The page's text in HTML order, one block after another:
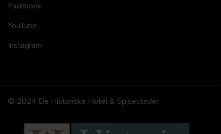
Facebook
YouTube
Instagram
© 2024 De Historiske Hotel & Spisesteder